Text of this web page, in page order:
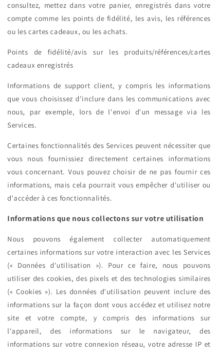
consultez, mettez dans votre panier, enregistrés dans votre
compte comme les points de fidélité, les avis, les références
ou les cartes cadeaux, ou les achats.
Points de fidélité/avis sur les produits/références/cartes
cadeaux enregistrés
Informations de support client, y compris les informations
que vous choisissez d'inclure dans les communications avec
nous, par exemple, lors de l'envoi d'un message via les
Services.
Certaines fonctionnalités des Services peuvent nécessiter que
vous nous fournissiez directement certaines informations
vous concernant. Vous pouvez choisir de ne pas fournir ces
informations, mais cela pourrait vous empêcher d'utiliser ou
d'accéder à ces fonctionnalités.
Informations que nous collectons sur votre utilisation
Nous pouvons également collecter automatiquement
certaines informations sur votre interaction avec les Services
(« Données d'utilisation »). Pour ce faire, nous pouvons
utiliser des cookies, des pixels et des technologies similaires
(« Cookies »). Les données d'utilisation peuvent inclure des
informations sur la façon dont vous accédez et utilisez notre
site et votre compte, y compris des informations sur
l'appareil, des informations sur le navigateur, des
informations sur votre connexion réseau, votre adresse IP et